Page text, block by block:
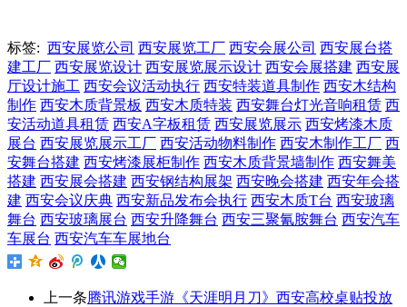
标签: 西安展览公司 西安展览工厂 西安会展公司 西安展台搭
建工厂 西安展览设计 西安展览展示设计 西安会展搭建 西安展
厅设计施工 西安会议活动执行 西安特装道具制作 西安木结构
制作 西安木质背景板 西安木质特装 西安舞台灯光音响租赁 西
安活动道具租赁 西安A字板租赁 西安展览展示 西安烤漆木质
展台 西安展览展示工厂 西安活动物料制作 西安木制作工厂 西
安舞台搭建 西安烤漆展柜制作 西安木质背景墙制作 西安舞美
搭建 西安展会搭建 西安钢结构展架 西安晚会搭建 西安年会搭
建 西安会议庆典 西安新品发布会执行 西安木质T台 西安玻璃
舞台 西安玻璃展台 西安升降舞台 西安三聚氰胺舞台 西安汽车
车展台 西安汽车车展地台
上一条腾讯游戏手游《天涯明月刀》西安高校桌贴投放